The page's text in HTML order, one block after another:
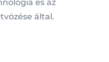
és az
által.